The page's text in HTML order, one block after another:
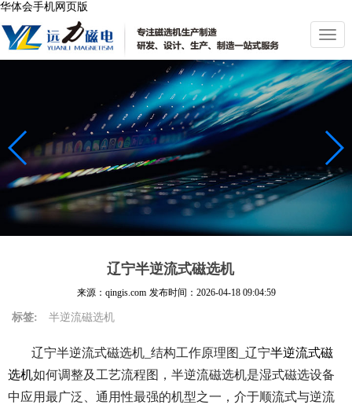
华体会手机网页版
切
换
导
航
辽宁半逆流式磁选机
来源：qingis.com 发布时间： 2026-04-18 09:04:59
标签: 半逆流磁选机
辽宁半逆流式磁选机_结构工作原理图_辽宁半逆流式磁
选机如何调整及工艺流程图，半逆流磁选机是湿式磁选设备
中应用最广泛、通用性最强的机型之一，介于顺流式与逆流